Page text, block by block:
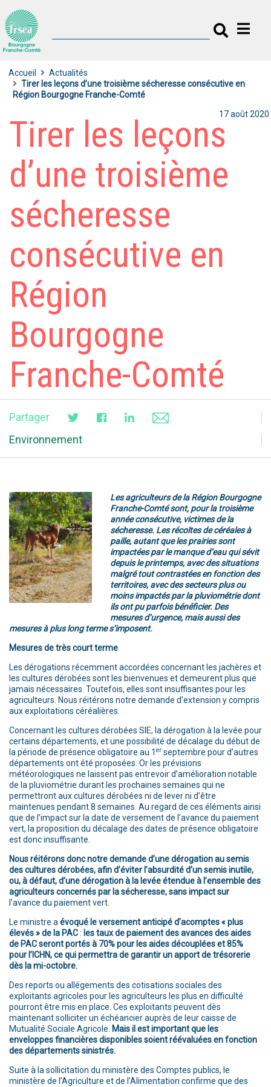
Accueil
Actualités
Tirer les leçons d’une troisième sécheresse consécutive en
Région Bourgogne Franche-Comté
Tirer les leçons
d’une troisième
sécheresse
consécutive en
Région
Bourgogne
Franche-Comté
17 août 2020
Partager
Environnement
Les agriculteurs de la Région Bourgogne
Franche-Comté sont, pour la troisième
année consécutive, victimes de la
sécheresse. Les récoltes de céréales à
paille, autant que les prairies sont
impactées par le manque d’eau qui sévit
depuis le printemps, avec des situations
malgré tout contrastées en fonction des
territoires, avec des secteurs plus ou
moins impactés par la pluviométrie dont
ils ont pu parfois bénéficier. Des
mesures d’urgence, mais aussi des
mesures à plus long terme s’imposent.
Mesures de très court terme
Les dérogations récemment accordées concernant les jachères et
les cultures dérobées sont les bienvenues et demeurent plus que
jamais nécessaires. Toutefois, elles sont insuffisantes pour les
agriculteurs. Nous réitérons notre demande d’extension y compris
aux exploitations céréalières.
Concernant les cultures dérobées SIE, la dérogation à la levée pour
certains départements, et une possibilité de décalage du début de
la période de présence obligatoire au 1 er septembre pour d’autres
départements ont été proposées. Or les prévisions
météorologiques ne laissent pas entrevoir d’amélioration notable
de la pluviométrie durant les prochaines semaines qui ne
permettront aux cultures dérobées ni de lever ni d’être
maintenues pendant 8 semaines. Au regard de ces éléments ainsi
que de l’impact sur la date de versement de l’avance du paiement
vert, la proposition du décalage des dates de présence obligatoire
est donc insuffisante.
Nous réitérons donc notre demande d’une dérogation au semis
des cultures dérobées, afin d’éviter l’absurdité d’un semis inutile,
ou, à défaut, d’une dérogation à la levée étendue à l’ensemble des
agriculteurs concernés par la sécheresse, sans impact sur
l’avance du paiement vert.
Le ministre aévoqué le versement anticipé d’acomptes « plus
élevés » de la PAC: les taux de paiement des avances des aides
de PAC seront portés à 70% pour les aides découplées et 85%
pour l’ICHN, ce qui permettra de garantir un apport de trésorerie
dès la mi-octobre.
Des reports ou allégements des cotisations sociales des
exploitants agricoles pour les agriculteurs les plus en difficulté
pourront être mis en place. Ces exploitants peuvent dès
maintenant solliciter un échéancier auprès de leur caisse de
Mutualité Sociale Agricole. Mais il est important que les
enveloppes financières disponibles soient réévaluées en fonction
des départements sinistrés.
Suite à la sollicitation du ministère des Comptes publics, le
ministère de l’Agriculture et de l’Alimentation confirme que des